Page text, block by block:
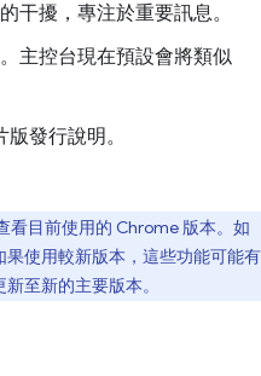
干擾，專注於重要訊息。
。主控台現在預設會將類似
發行說明。
看目前使用的 Chrome 版本。如
使用較新版本，這些功能可能有
至新的主要版本。